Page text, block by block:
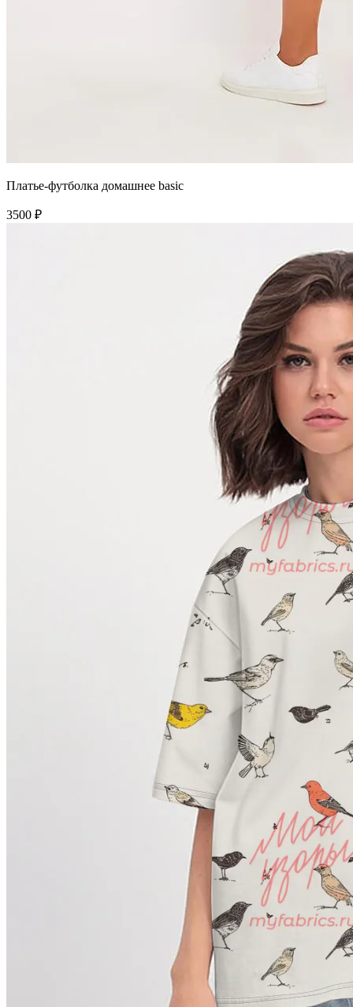
Платье-футболка домашнее basic
3500 ₽